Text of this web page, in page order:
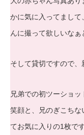
かに気に入ってまして
んに撮って欲しいなぁ
そして貸切ですので、
兄弟での初ツーショ
笑顔と、兄のぎこち
てお気に入りの1枚で